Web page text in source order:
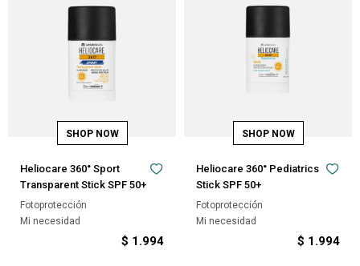
Heliocare 360° Sport
Transparent Stick SPF 50+
Fotoprotección
Mi necesidad
$ 1.994
Heliocare 360° Pediatrics
Stick SPF 50+
Fotoprotección
Mi necesidad
$ 1.994